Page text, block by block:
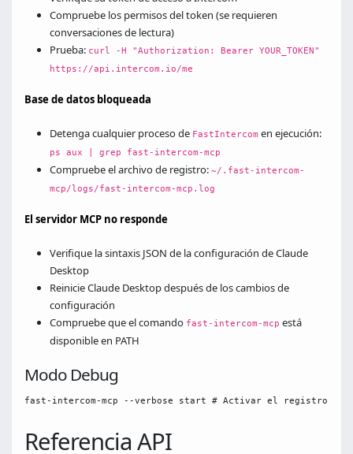
Compruebe los permisos del token (se requieren
conversaciones de lectura)
Prueba: curl -H "Authorization: Bearer YOUR_TOKEN"
https://api.intercom.io/me
Base de datos bloqueada
Detenga cualquier proceso de FastIntercom en ejecución:
ps aux | grep fast-intercom-mcp
Compruebe el archivo de registro: ~/.fast-intercom-
mcp/logs/fast-intercom-mcp.log
El servidor MCP no responde
Verifique la sintaxis JSON de la configuración de Claude
Desktop
Reinicie Claude Desktop después de los cambios de
configuración
Compruebe que el comando fast-intercom-mcp está
disponible en PATH
Modo Debug
fast-intercom-mcp --verbose start # Activar el registro
Referencia API